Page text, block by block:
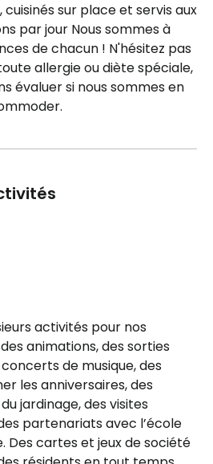
sur place et servis aux
par jour Nous sommes à
de chacun ! N'hésitez pas
allergie ou diète spéciale,
évaluer si nous sommes en
activités pour nos
animations, des sorties
de musique, des
les anniversaires, des
jardinage, des visites
partenariats avec l’école
Des cartes et jeux de société